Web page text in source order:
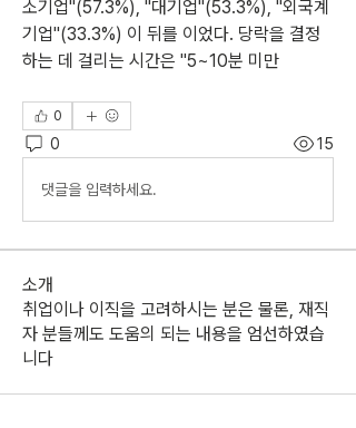
소기업"(57.3%), "대기업"(53.3%), "외국계
기업"(33.3%) 이 뒤를 이었다. 당락을 결정
하는 데 걸리는 시간은 "5~10분 미만
0
0 15
댓글을 입력하세요.
소개
취업이나 이직을 고려하시는 분은 물론, 재직
자 분들께도 도움의 되는 내용을 엄선하였습
니다